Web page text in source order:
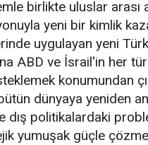
birlikte uluslar arası
yeni bir kimlik
uygulayan yeni
ABD ve İsrail'in her
konumundan
dünyaya yeniden
dış politikalardaki
yumuşak güçle